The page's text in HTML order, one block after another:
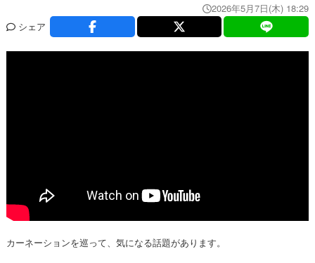
2026年5月7日(木) 18:29
シェア
カーネーションを巡って、気になる話題があります。